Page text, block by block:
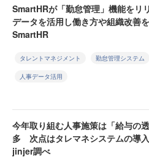
SmartHRが「勤怠管理」機能を
データを活用し働き方や組織改善
SmartHR
タレントマネジメント 勤怠管理システム
人事データ活用
今年取り組む人事施策は「給与の
多 次点はタレマネシステムの導
jinjer調べ